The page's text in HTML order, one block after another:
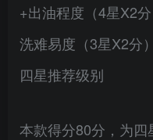
+出油程度（4星X2
洗难易度（3星X2分
四星推荐级别
本款得分80分，为